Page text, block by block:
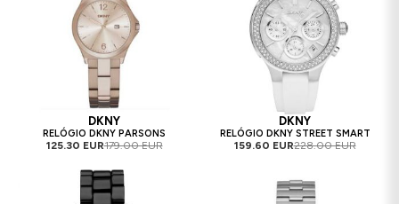
DKNY
RELÓGIO DKNY PARSONS
125.30 EUR179.00 EUR
DKNY
RELÓGIO DKNY STREET SMART
159.60 EUR228.00 EUR